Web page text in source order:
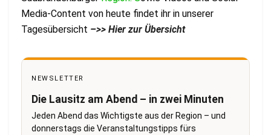
Media-Content von heute findet ihr in unserer
Tagesübersicht –>> Hier zur Übersicht
NEWSLETTER
Die Lausitz am Abend – in zwei Minuten
Jeden Abend das Wichtigste aus der Region – und
donnerstags die Veranstaltungstipps fürs